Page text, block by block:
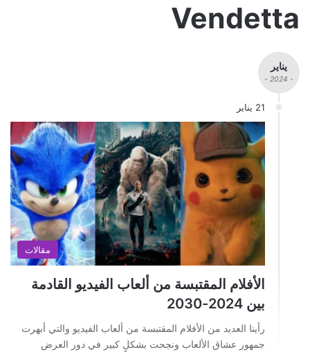
Vendetta
يناير
- 2024 -
21 يناير
مقالات
الأفلام المقتبسة من ألعاب الفيديو القادمة
بين 2024-2030
رأينا العديد من الأفلام المقتبسة من ألعاب الفيديو والتي أبهرت
جمهور عشاق الألعاب ونجحت بشكلٍ كبير في دور العرض